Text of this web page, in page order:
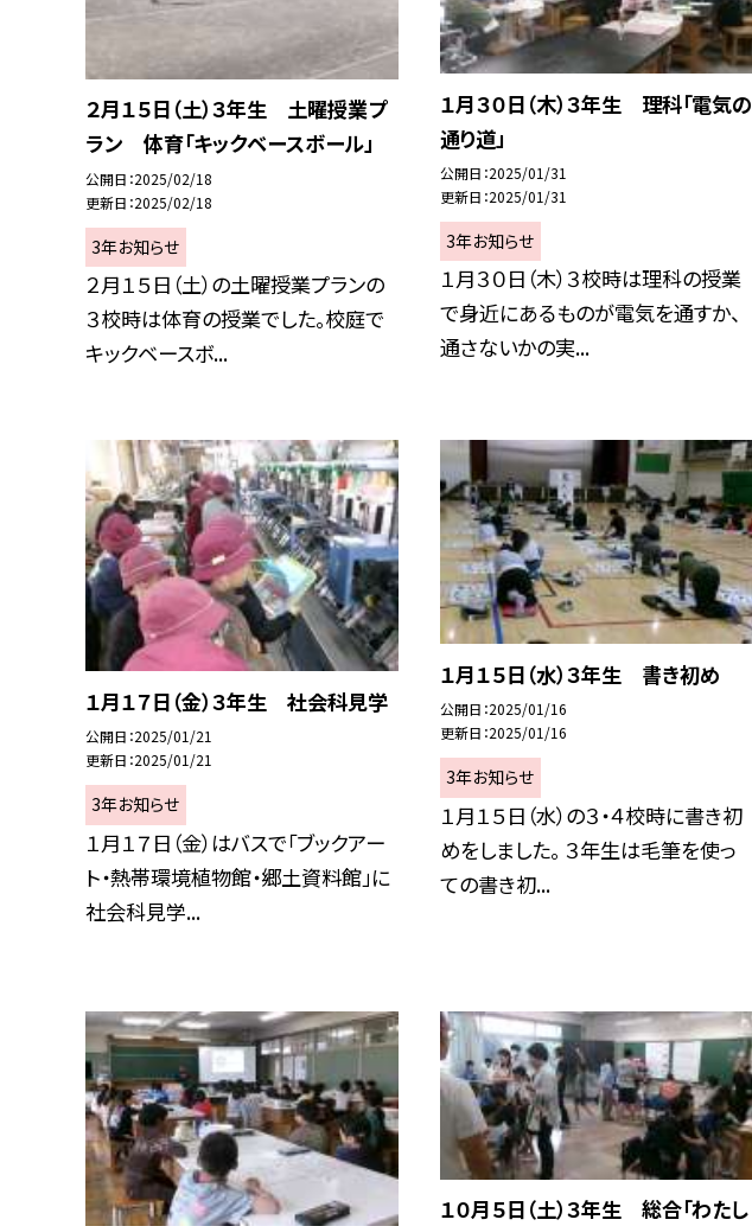
２月１５日（土）３年生 土曜授業プ
ラン 体育「キックベースボール」
公開日 2025/02/18
更新日 2025/02/18
3年お知らせ
２月１５日（土）の土曜授業プランの
３校時は体育の授業でした。校庭で
キックベースボ...
１月３０日（木）３年生 理科「電気の
通り道」
公開日 2025/01/31
更新日 2025/01/31
3年お知らせ
１月３０日（木）３校時は理科の授業
で身近にあるものが電気を通すか、
通さないかの実...
１月１７日（金）３年生 社会科見学
公開日 2025/01/21
更新日 2025/01/21
3年お知らせ
１月１７日（金）はバスで「ブックアー
ト・熱帯環境植物館・郷土資料館」に
社会科見学...
１月１５日（水）３年生 書き初め
公開日 2025/01/16
更新日 2025/01/16
3年お知らせ
１月１５日（水）の３・４校時に書き初
めをしました。 ３年生は毛筆を使っ
ての書き初...
１０月５日（土）３年生 総合「わたし